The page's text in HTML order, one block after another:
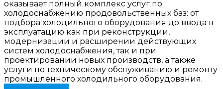
оказывает полный комплекс услуг по
холодоснабжению продовольственных баз: от
подбора холодильного оборудования до ввода в
эксплуатацию как при реконструкции,
модернизации и расширении действующих
систем холодоснабжения, так и при
проектировании новых производств, а также
услуги по техническому обслуживанию и ремонту
промышленного холодильного оборудования.